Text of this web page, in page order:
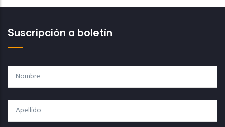
Suscripción a boletín
Nombre
Apellido